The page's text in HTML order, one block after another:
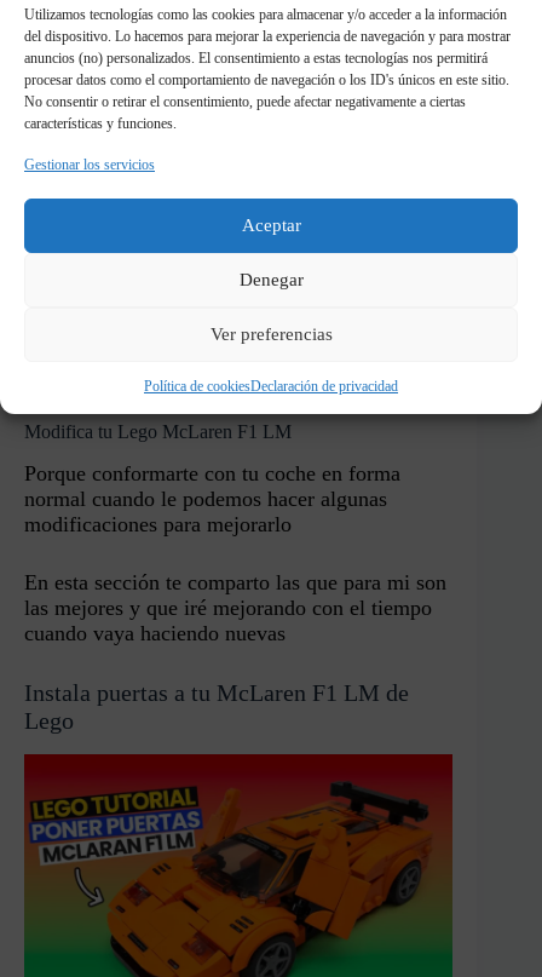
Utilizamos tecnologías como las cookies para almacenar y/o acceder a la información
del dispositivo. Lo hacemos para mejorar la experiencia de navegación y para mostrar
anuncios (no) personalizados. El consentimiento a estas tecnologías nos permitirá
procesar datos como el comportamiento de navegación o los ID's únicos en este sitio.
No consentir o retirar el consentimiento, puede afectar negativamente a ciertas
características y funciones.
Gestionar los servicios
Aceptar
Denegar
Ver preferencias
Política de cookiesDeclaración de privacidad
Uno de los mejores alternativos que he
hecho de Lego, súper parecido al modelo
original, lleno de detalles y muy robusto,
lo malo… que es de pago, pero te lo
cuento todo en el blog y video
VER ALTERNATIVO
Modifica tu Lego McLaren F1 LM
Porque conformarte con tu coche en forma
normal cuando le podemos hacer algunas
modificaciones para mejorarlo
En esta sección te comparto las que para mi son
las mejores y que iré mejorando con el tiempo
cuando vaya haciendo nuevas
Instala puertas a tu McLaren F1 LM de
Lego